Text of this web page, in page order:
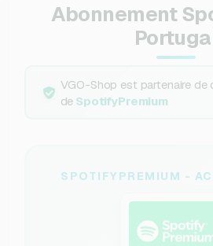
Abonnement
VGO-Shop est partenaire
de SpotifyPremium
SPOTIFYPREMIUM -